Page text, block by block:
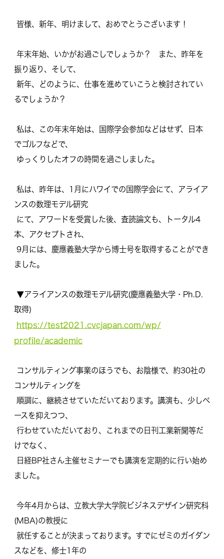
皆様、新年、明けまして、おめでとうございます！
年末年始、いかがお過ごしでしょうか？ また、昨年を
振り返り、そして、
新年、どのように、 仕事を進めていこうと検討されてい
るでしょうか？
私は、この年末年始は、国際学会参加などはせず、
日本
でゴルフなどで、
ゆっくりしたオフの時間を過ごしました。
私は、昨年は、1月にハワイでの国際学会にて、
アライア
ンスの数理モデル研究
にて、アワードを受賞した後、査読論文も、トータル4
本、
アクセプトされ、
9月には、慶應義塾大学から博士号を取得することができ
ました。
▼アライアンスの数理モデル研究(慶應義塾大学・Ph.D.
取得)
https://test2021.cvcjapan.com/wp/
profile/academic
コンサルティング事業のほうでも、お陰様で、 約30社の
コンサルティングを
順調に、継続させていただいております。講演も、 少しペ
ースを抑えつつ、
行わせていただいており、これまでの日刊工業新聞等だ
けでなく、
日経BP社さん主催セミナーでも講演を定期的に行い始め
ました。
今年4月からは、立教大学大学院ビジネスデザイン研究科
(MBA)の教授に
就任することが決まっております。 すでにゼミのガイダン
スなどを、修士1年の